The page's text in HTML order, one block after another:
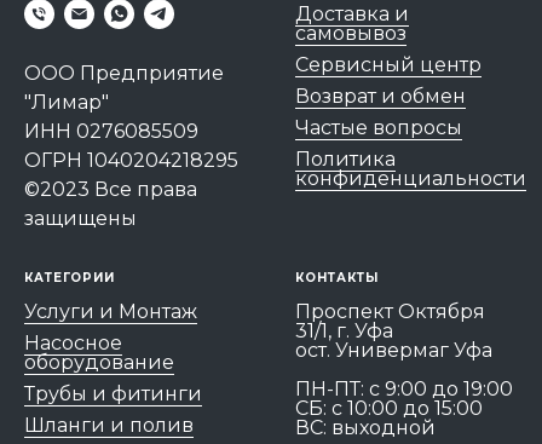
ООО Предприятие
"Лимар"
ИНН 0276085509
ОГРН 1040204218295
©2023 Все права
защищены
Доставка и
самовывоз
Сервисный центр
Возврат и обмен
Частые вопросы
Политика
конфиденциальности
КАТЕГОРИИ
Услуги и Монтаж
Насосное
оборудование
Трубы и фитинги
Шланги и полив
КОНТАКТЫ
Проспект Октября
31/1, г. Уфа
ост. Универмаг Уфа
ПН-ПТ: c 9:00 до 19:00
СБ: с 10:00 до 15:00
ВС: выходной